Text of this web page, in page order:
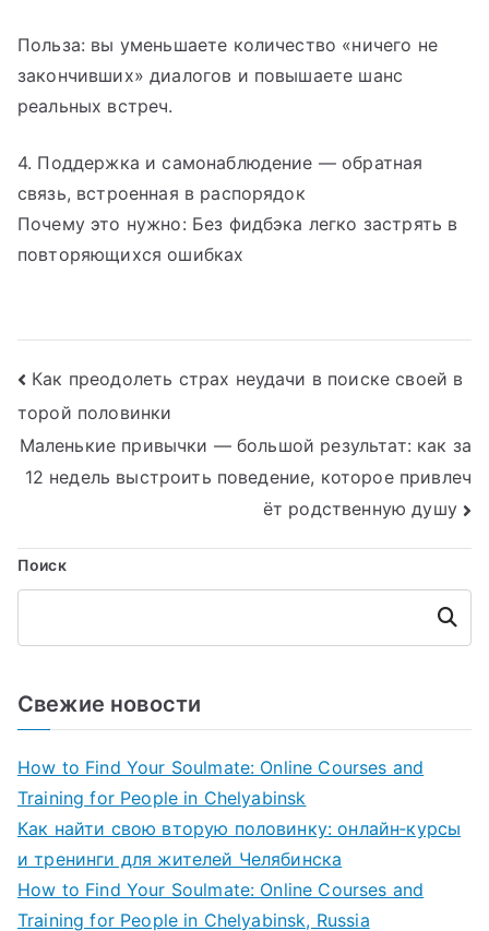
Польза: вы уменьшаете количество «ничего не
закончивших» диалогов и повышаете шанс
реальных встреч.
4. Поддержка и самонаблюдение — обратная
связь, встроенная в распорядок
Почему это нужно: Без фидбэка легко застрять в
повторяющихся ошибках
Навигация
по
записям
Как преодолеть страх неудачи в поиске своей в
торой половинки
Маленькие привычки — большой результат: как за
12 недель выстроить поведение, которое привлеч
ёт родственную душу
Поиск
Поиск
Свежие новости
How to Find Your Soulmate: Online Courses and
Training for People in Chelyabinsk
Как найти свою вторую половинку: онлайн‑курсы
и тренинги для жителей Челябинска
How to Find Your Soulmate: Online Courses and
Training for People in Chelyabinsk, Russia